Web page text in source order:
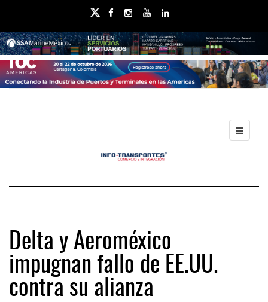
Delta y Aeroméxico
impugnan fallo de EE.UU.
contra su alianza